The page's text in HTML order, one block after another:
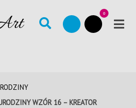
0
WZÓR 16 – KREATOR